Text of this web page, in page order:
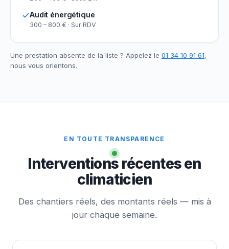
Audit énergétique
300 – 800 € · Sur RDV
Une prestation absente de la liste ? Appelez le 01 34 10 91 61,
nous vous orientons.
EN TOUTE TRANSPARENCE
Interventions récentes en
climaticien
Des chantiers réels, des montants réels — mis à
jour chaque semaine.